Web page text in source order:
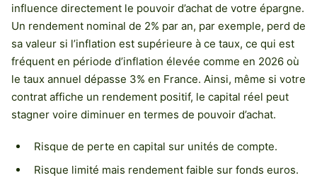
influence directement le pouvoir d’achat de votre épargne.
Un rendement nominal de 2% par an, par exemple, perd de
sa valeur si l’inflation est supérieure à ce taux, ce qui est
fréquent en période d’inflation élevée comme en 2026 où
le taux annuel dépasse 3% en France. Ainsi, même si votre
contrat affiche un rendement positif, le capital réel peut
stagner voire diminuer en termes de pouvoir d’achat.
Risque de perte en capital sur unités de compte.
Risque limité mais rendement faible sur fonds euros.